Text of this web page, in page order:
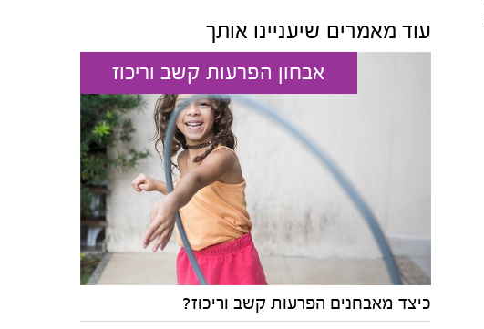
עוד מאמרים שיעניינו אותך
אבחון הפרעות קשב וריכוז
כיצד מאבחנים הפרעות קשב וריכוז?